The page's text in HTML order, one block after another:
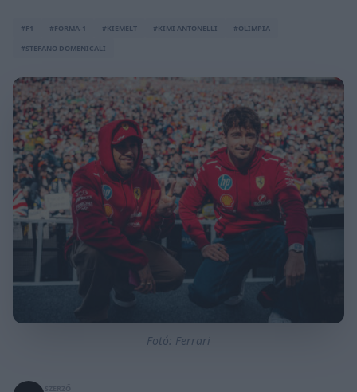
#F1 #FORMA-1 #KIEMELT #KIMI ANTONELLI
#OLIMPIA
#STEFANO DOMENICALI
Fotó: Ferrari